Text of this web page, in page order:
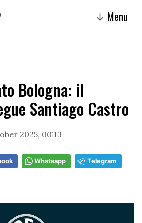
↓ Menu
Bologna: il
Santiago Castro
2025, 00:13
Whatsapp Telegram